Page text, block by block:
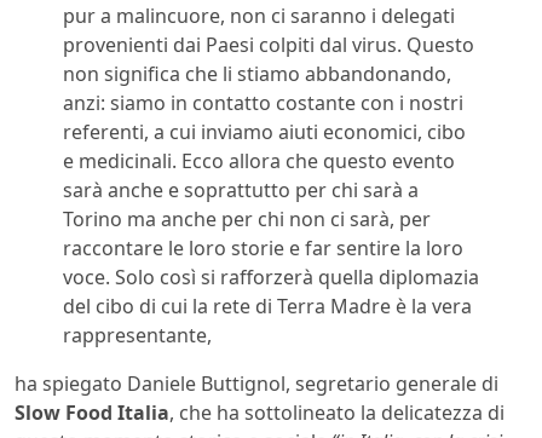
pur a malincuore, non ci saranno i delegati
provenienti dai Paesi colpiti dal virus. Questo
non significa che li stiamo abbandonando,
anzi: siamo in contatto costante con i nostri
referenti, a cui inviamo aiuti economici, cibo
e medicinali. Ecco allora che questo evento
sarà anche e soprattutto per chi sarà a
Torino ma anche per chi non ci sarà, per
raccontare le loro storie e far sentire la loro
voce. Solo così si rafforzerà quella diplomazia
del cibo di cui la rete di Terra Madre è la vera
rappresentante,
ha spiegato Daniele Buttignol, segretario generale di
Slow Food Italia, che ha sottolineato la delicatezza di